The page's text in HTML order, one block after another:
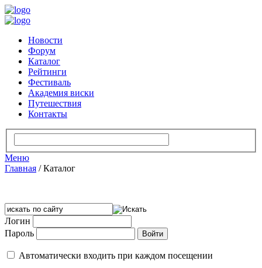
Новости
Форум
Каталог
Рейтинги
Фестиваль
Академия виски
Путешествия
Контакты
Меню
Главная /Каталог
Логин
Пароль
Автоматически входить при каждом посещении